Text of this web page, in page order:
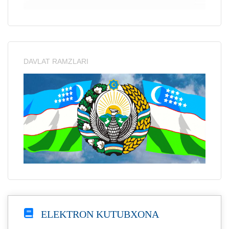
ELEKTRON KUTUBXONA
DAVLAT RAMZLARI